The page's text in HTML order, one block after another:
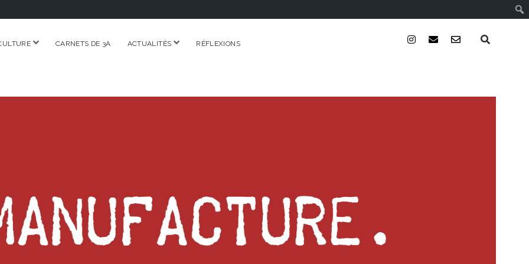
ouvrirCARNETS DE 3A ACTUALITÉS ouvrirRÉFLEXIONS instagram
emailemail-